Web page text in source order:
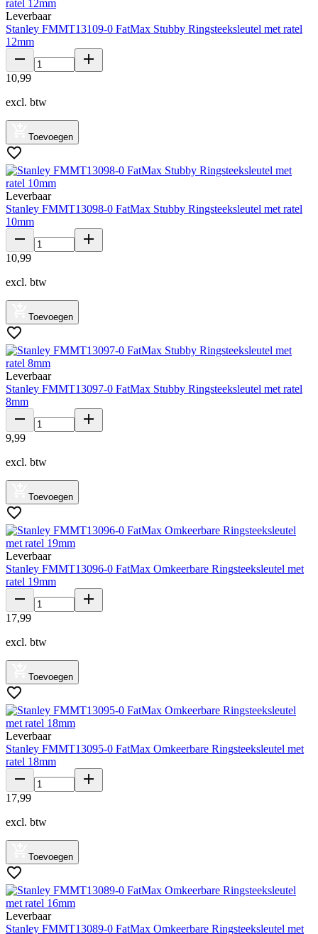
Leverbaar
Stanley FMMT13109-0 FatMax Stubby Ringsteeksleutel met ratel
12mm
10,99
excl. btw
Toevoegen
Leverbaar
Stanley FMMT13098-0 FatMax Stubby Ringsteeksleutel met ratel
10mm
10,99
excl. btw
Toevoegen
Leverbaar
Stanley FMMT13097-0 FatMax Stubby Ringsteeksleutel met ratel
8mm
9,99
excl. btw
Toevoegen
Leverbaar
Stanley FMMT13096-0 FatMax Omkeerbare Ringsteeksleutel met
ratel 19mm
17,99
excl. btw
Toevoegen
Leverbaar
Stanley FMMT13095-0 FatMax Omkeerbare Ringsteeksleutel met
ratel 18mm
17,99
excl. btw
Toevoegen
Leverbaar
Stanley FMMT13089-0 FatMax Omkeerbare Ringsteeksleutel met